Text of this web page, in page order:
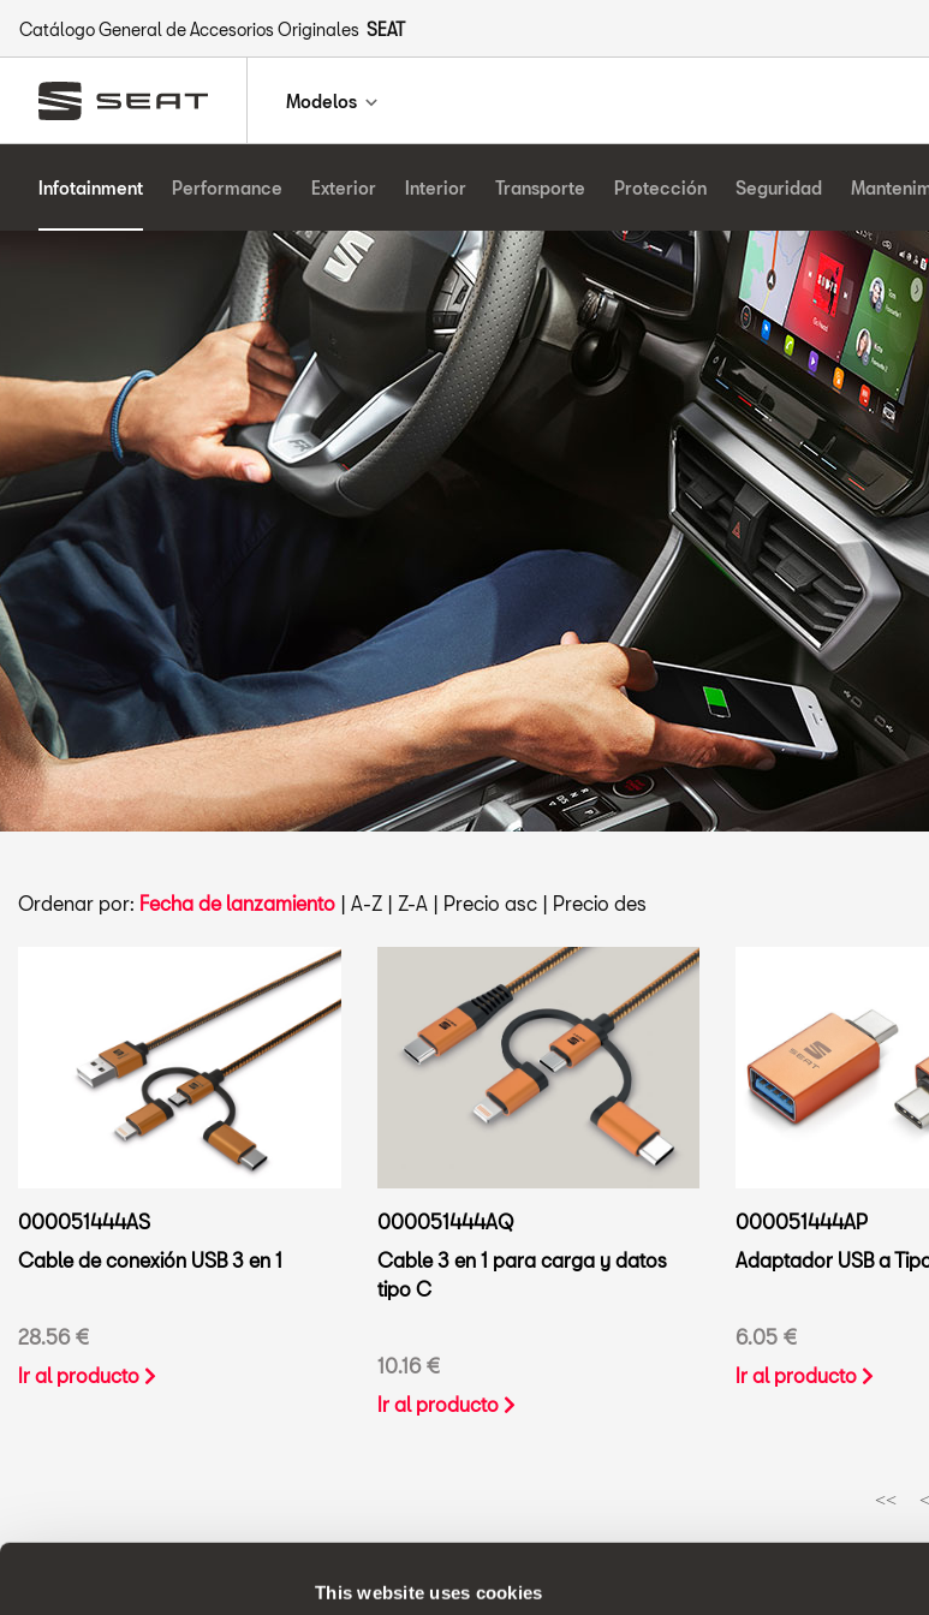
This website uses cookies
Catálogo General de Accesorios Originales SEAT
Modelos
Infotainment Performance Exterior Interior Transporte Protección Seguridad
Ordenar por: Fecha de lanzamiento | A-Z | Z-A | Precio asc | Precio des
000051444AS
Cable de conexión USB 3 en 1
28.56 €
Ir al producto
000051444AQ
Cable 3 en 1 para carga y datos
tipo C
10.16 €
Ir al producto
000051444AP
Adaptador USB a
6.05 €
Ir al producto
<< <